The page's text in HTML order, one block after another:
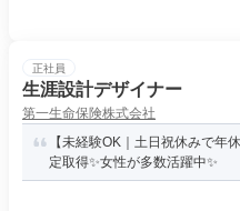
正社員
生涯設計デザイナー
第一生命保険株式会社
【未経験OK｜土日祝休みで年
定取得✨女性が多数活躍中✨